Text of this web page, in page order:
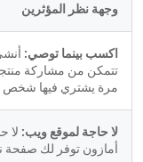
وجهة نظر المؤثرين
اكسب بينما توصي:
مرة يشتري فيها شخص
لا حاجة لموقع ويب:
أمازون توفر لك صفحة